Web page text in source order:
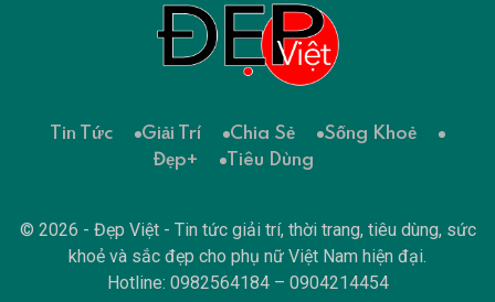
Tin Tức Giải Trí Chia Sẻ
Sống Khoẻ
Đẹp+
Tiêu Dùng
© 2026 - Đẹp Việt - Tin tức giải trí, thời trang, tiêu dùng, sức
khoẻ và sắc đẹp cho phụ nữ Việt Nam hiện đại.
Hotline: 0982564184 – 0904214454